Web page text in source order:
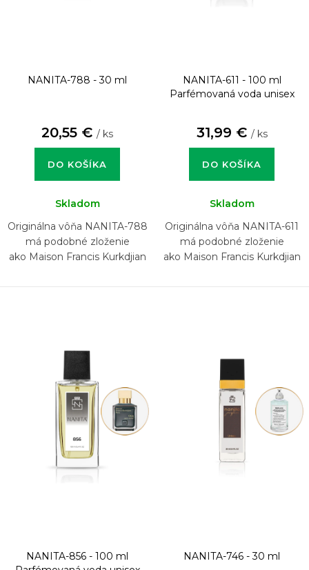
NANITA-788 - 30 ml
20,55 € / ks
DO KOŠÍKA
Skladom
Originálna vôňa NANITA-788
má podobné zloženie
ako Maison Francis Kurkdjian
NANITA-611 - 100 ml
Parfémovaná voda unisex
31,99 € / ks
DO KOŠÍKA
Skladom
Originálna vôňa NANITA-611
má podobné zloženie
ako Maison Francis Kurkdjian
NANITA-856 - 100 ml
NANITA-746 - 30 ml